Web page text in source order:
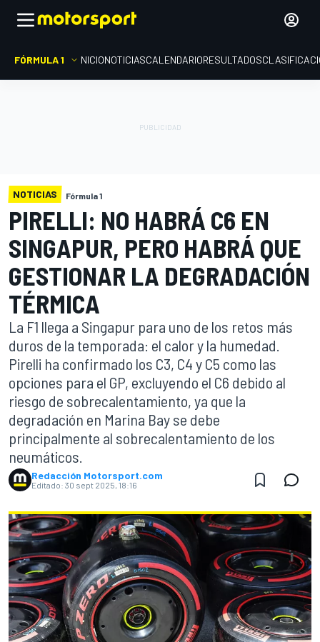
FÓRMULA 1 INICIONOTICIASCALENDARIORESULTADOS
NOTICIAS Fórmula 1
PIRELLI: NO HABRÁ C6 EN
SINGAPUR, PERO HABRÁ QUE
GESTIONAR LA DEGRADACIÓN
TÉRMICA
La F1 llega a Singapur para uno de los retos más
duros de la temporada: el calor y la humedad.
Pirelli ha confirmado los C3, C4 y C5 como las
opciones para el GP, excluyendo el C6 debido al
riesgo de sobrecalentamiento, ya que la
degradación en Marina Bay se debe
principalmente al sobrecalentamiento de los
neumáticos.
Redacción Motorsport.com
Editado: 30 sept 2025, 18:16